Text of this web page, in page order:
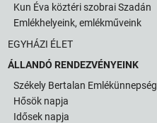
Kun Éva köztéri szobrai Szadán
Emlékhelyeink, emlékműveink
EGYHÁZI ÉLET
ÁLLANDÓ RENDEZVÉNYEINK
Székely Bertalan Emlékünnepség
Hősök napja
Idősek napja